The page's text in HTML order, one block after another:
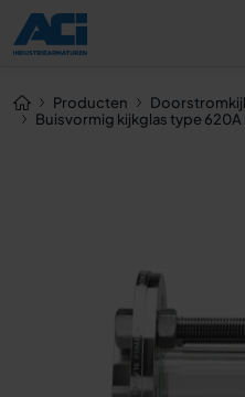
Producten
Buisvormig kijkglas type 620A